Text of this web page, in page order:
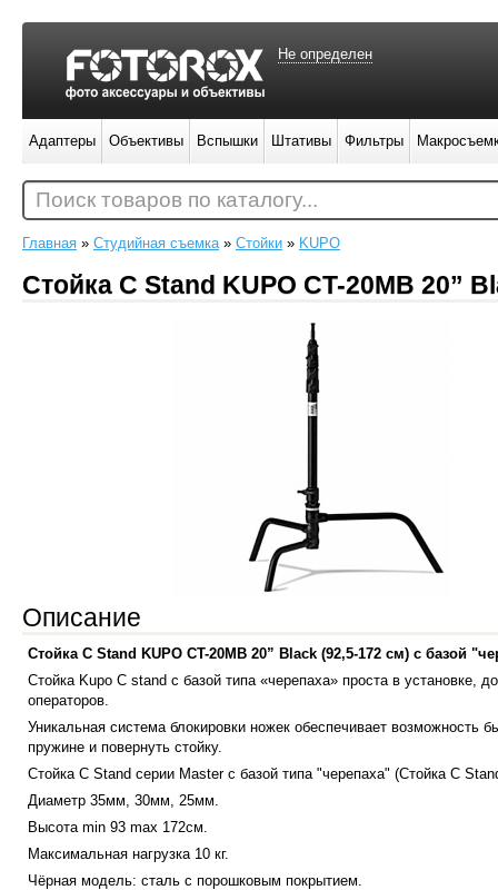
Главная » Студийная съемка» Стойки » KUPO
Стойка C Stand KUPO CT-20MB 20”
Описание
Стойка C Stand KUPO CT-20MB 20” Black (92,5-172 см) с базой
Стойка Kupo С stand с базой типа «черепаха» проста в установке,
операторов.
Уникальная система блокировки ножек обеспечивает возможность
пружине и повернуть стойку.
Стойка C Stand серии Master с базой типа "черепаха" (Стойка C
Диаметр 35мм, 30мм, 25мм.
Высота min 93 max 172см.
Максимальная нагрузка 10 кг.
Чёрная модель: сталь с порошковым покрытием.
Не определен
Адаптеры Объективы Вспышки Штативы Фильтры
Поиск товаров по каталогу...